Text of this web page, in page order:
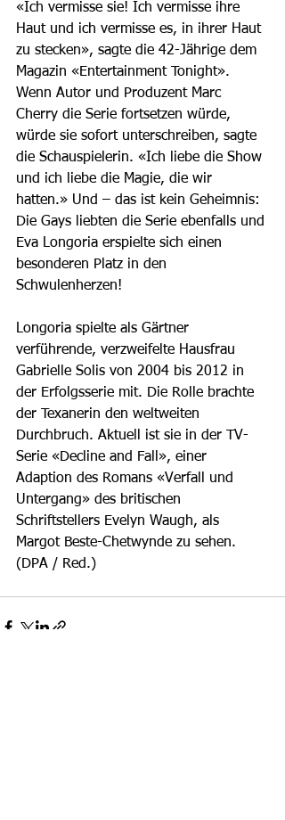
«Ich vermisse sie! Ich vermisse ihre
Haut und ich vermisse es, in ihrer Haut
zu stecken», sagte die 42-Jährige dem
Magazin «Entertainment Tonight».
Wenn Autor und Produzent Marc
Cherry die Serie fortsetzen würde,
würde sie sofort unterschreiben, sagte
die Schauspielerin. «Ich liebe die Show
und ich liebe die Magie, die wir
hatten.» Und – das ist kein Geheimnis:
Die Gays liebten die Serie ebenfalls und
Eva Longoria erspielte sich einen
besonderen Platz in den
Schwulenherzen!
Longoria spielte als Gärtner
verführende, verzweifelte Hausfrau
Gabrielle Solis von 2004 bis 2012 in
der Erfolgsserie mit. Die Rolle brachte
der Texanerin den weltweiten
Durchbruch. Aktuell ist sie in der TV-
Serie «Decline and Fall», einer
Adaption des Romans «Verfall und
Untergang» des britischen
Schriftstellers Evelyn Waugh, als
Margot Beste-Chetwynde zu sehen.
(DPA / Red.)